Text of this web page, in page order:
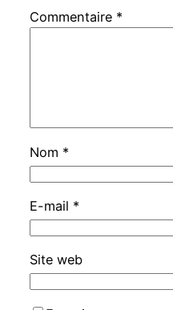
Commentaire *
Nom *
E-mail *
Site web